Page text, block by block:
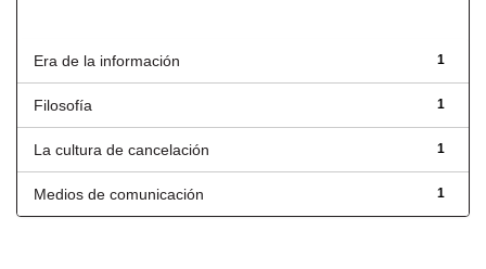
1
Era de la información
1
Filosofía
1
La cultura de cancelación
1
Medios de comunicación